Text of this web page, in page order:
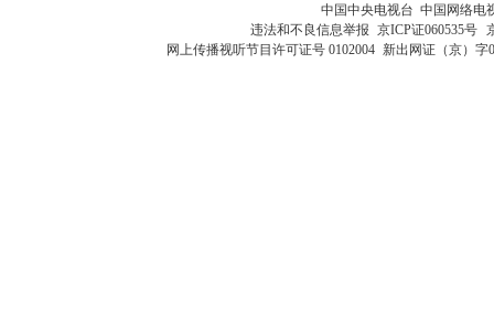
中国中央电视台 中国网络电
违法和不良信息举报 京ICP证060535号
网上传播视听节目许可证号 0102004 新出网证（京）